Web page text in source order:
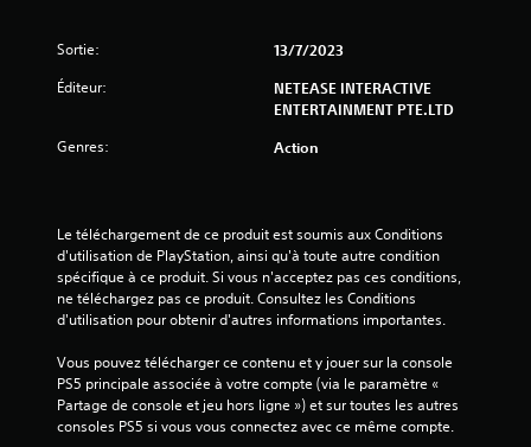
Sortie: 13/7/2023
Éditeur:
NETEASE INTERACTIVE
ENTERTAINMENT PTE.LTD
Genres: Action
Le téléchargement de ce produit est soumis aux Conditions
d'utilisation de PlayStation, ainsi qu'à toute autre condition
spécifique à ce produit. Si vous n'acceptez pas ces conditions,
ne téléchargez pas ce produit. Consultez les Conditions
d'utilisation pour obtenir d'autres informations importantes.
Vous pouvez télécharger ce contenu et y jouer sur la console
PS5 principale associée à votre compte (via le paramètre «
Partage de console et jeu hors ligne ») et sur toutes les autres
consoles PS5 si vous vous connectez avec ce même compte.